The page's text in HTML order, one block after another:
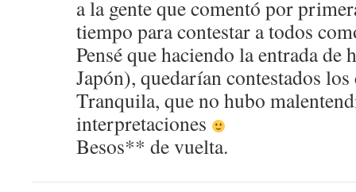
a la gente que comentó por
tiempo para contestar a todos
Pensé que haciendo la entrada de
Japón), quedarían contestados
Tranquila, que no hubo
interpretaciones
Besos** de vuelta.